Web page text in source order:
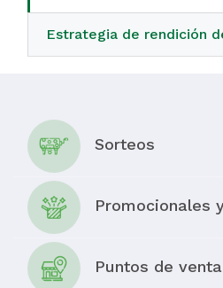
Estrategia de rendición
Sorteos
Promocionales
Puntos de venta